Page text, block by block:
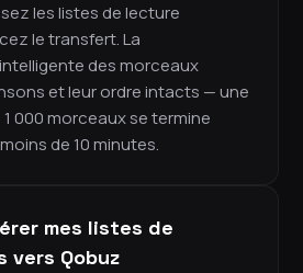
les listes de lecture
le transfert. La
des morceaux
et leur ordre intacts — une
000 morceaux se termine
de 10 minutes.
mes listes de
vers Qobuz